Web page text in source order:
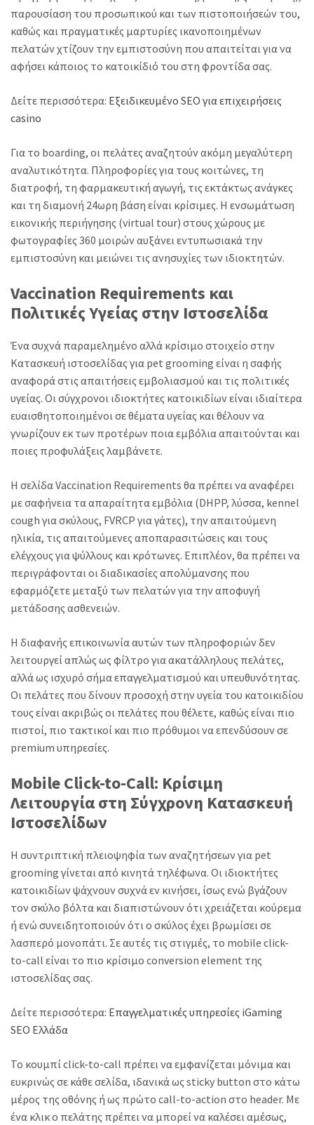
παρουσίαση του προσωπικού και των πιστοποιήσεών του,
καθώς και πραγματικές μαρτυρίες ικανοποιημένων
πελατών χτίζουν την εμπιστοσύνη που απαιτείται για να
αφήσει κάποιος το κατοικίδιό του στη φροντίδα σας.
Δείτε περισσότερα: Εξειδικευμένο SEO για επιχειρήσεις
casino
Για το boarding, οι πελάτες αναζητούν ακόμη μεγαλύτερη
αναλυτικότητα. Πληροφορίες για τους κοιτώνες, τη
διατροφή, τη φαρμακευτική αγωγή, τις εκτάκτως ανάγκες
και τη διαμονή 24ωρη βάση είναι κρίσιμες. Η ενσωμάτωση
εικονικής περιήγησης (virtual tour) στους χώρους με
φωτογραφίες 360 μοιρών αυξάνει εντυπωσιακά την
εμπιστοσύνη και μειώνει τις ανησυχίες των ιδιοκτητών.
Vaccination Requirements και
Πολιτικές Υγείας στην Ιστοσελίδα
Ένα συχνά παραμελημένο αλλά κρίσιμο στοιχείο στην
Κατασκευή ιστοσελίδας για pet grooming είναι η σαφής
αναφορά στις απαιτήσεις εμβολιασμού και τις πολιτικές
υγείας. Οι σύγχρονοι ιδιοκτήτες κατοικιδίων είναι ιδιαίτερα
ευαισθητοποιημένοι σε θέματα υγείας και θέλουν να
γνωρίζουν εκ των προτέρων ποια εμβόλια απαιτούνται και
ποιες προφυλάξεις λαμβάνετε.
Η σελίδα Vaccination Requirements θα πρέπει να αναφέρει
με σαφήνεια τα απαραίτητα εμβόλια (DHPP, λύσσα, kennel
cough για σκύλους, FVRCP για γάτες), την απαιτούμενη
ηλικία, τις απαιτούμενες αποπαρασιτώσεις και τους
ελέγχους για ψύλλους και κρότωνες. Επιπλέον, θα πρέπει να
περιγράφονται οι διαδικασίες απολύμανσης που
εφαρμόζετε μεταξύ των πελατών για την αποφυγή
μετάδοσης ασθενειών.
Η διαφανής επικοινωνία αυτών των πληροφοριών δεν
λειτουργεί απλώς ως φίλτρο για ακατάλληλους πελάτες,
αλλά ως ισχυρό σήμα επαγγελματισμού και υπευθυνότητας.
Οι πελάτες που δίνουν προσοχή στην υγεία του κατοικιδίου
τους είναι ακριβώς οι πελάτες που θέλετε, καθώς είναι πιο
πιστοί, πιο τακτικοί και πιο πρόθυμοι να επενδύσουν σε
premium υπηρεσίες.
Mobile Click-to-Call: Κρίσιμη
Λειτουργία στη Σύγχρονη Κατασκευή
Ιστοσελίδων
Η συντριπτική πλειοψηφία των αναζητήσεων για pet
grooming γίνεται από κινητά τηλέφωνα. Οι ιδιοκτήτες
κατοικιδίων ψάχνουν συχνά εν κινήσει, ίσως ενώ βγάζουν
τον σκύλο βόλτα και διαπιστώνουν ότι χρειάζεται κούρεμα
ή ενώ συνειδητοποιούν ότι ο σκύλος έχει βρωμίσει σε
λασπερό μονοπάτι. Σε αυτές τις στιγμές, το mobile click-
to-call είναι το πιο κρίσιμο conversion element της
ιστοσελίδας σας.
Δείτε περισσότερα: Επαγγελματικές υπηρεσίες iGaming
SEO Ελλάδα
Το κουμπί click-to-call πρέπει να εμφανίζεται μόνιμα και
ευκρινώς σε κάθε σελίδα, ιδανικά ως sticky button στο κάτω
μέρος της οθόνης ή ως πρώτο call-to-action στο header. Με
ένα κλικ ο πελάτης πρέπει να μπορεί να καλέσει αμέσως,